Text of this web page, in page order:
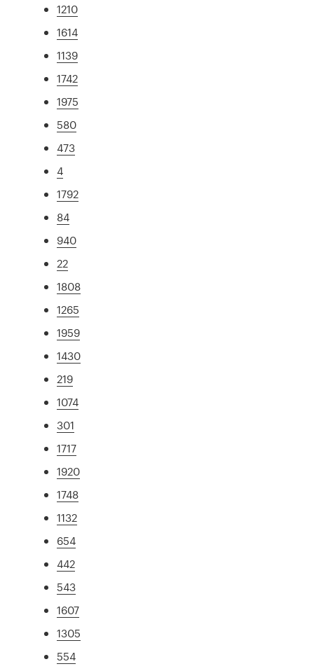
1210
1614
1139
1742
1975
580
473
4
1792
84
940
22
1808
1265
1959
1430
219
1074
301
1717
1920
1748
1132
654
442
543
1607
1305
554